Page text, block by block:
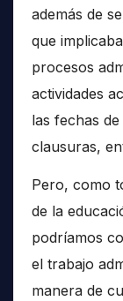
además de
que
procesos
actividades
las fechas
clausuras,
Pero, como
de la
podríamos
el trabajo
manera de